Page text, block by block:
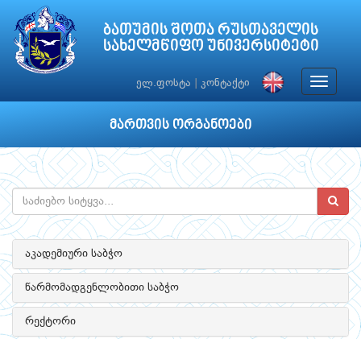
ბათუმის შოთა რუსთაველის
სახელმწიფო უნივერსიტეტი
ელ.ფოსტა კონტაქტი
Toggle
მართვის ორგანოები
აკადემიური საბჭო
წარმომადგენლობითი საბჭო
რექტორი